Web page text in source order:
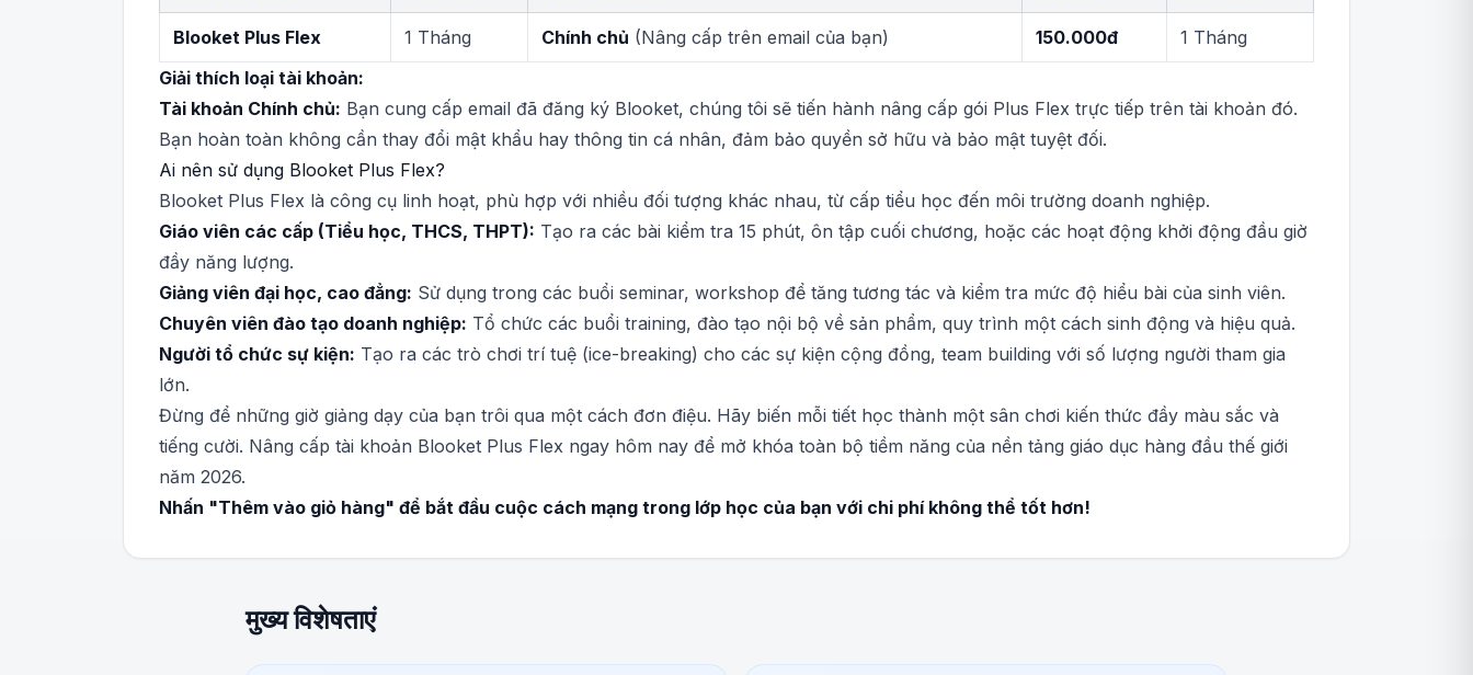
Blooket Plus Flex 1 Tháng Chính chủ (Nâng cấp trên email của bạn) 150.000đ
1 Tháng
Giải thích loại tài khoản:
Tài khoản Chính chủ: Bạn cung cấp email đã đăng ký Blooket, chúng tôi sẽ tiến hành nâng cấp gói Plus Flex trực tiếp trên tài khoản đó.
Bạn hoàn toàn không cần thay đổi mật khẩu hay thông tin cá nhân, đảm bảo quyền sở hữu và bảo mật tuyệt đối.
Ai nên sử dụng Blooket Plus Flex?
Blooket Plus Flex là công cụ linh hoạt, phù hợp với nhiều đối tượng khác nhau, từ cấp tiểu học đến môi trường doanh nghiệp.
Giáo viên các cấp (Tiểu học, THCS, THPT): Tạo ra các bài kiểm tra 15 phút, ôn tập cuối chương, hoặc các hoạt động khởi động đầu giờ
đầy năng lượng.
Giảng viên đại học, cao đẳng: Sử dụng trong các buổi seminar, workshop để tăng tương tác và kiểm tra mức độ hiểu bài của sinh viên.
Chuyên viên đào tạo doanh nghiệp: Tổ chức các buổi training, đào tạo nội bộ về sản phẩm, quy trình một cách sinh động và hiệu quả.
Người tổ chức sự kiện: Tạo ra các trò chơi trí tuệ (ice-breaking) cho các sự kiện cộng đồng, team building với số lượng người tham gia
lớn.
Đừng để những giờ giảng dạy của bạn trôi qua một cách đơn điệu. Hãy biến mỗi tiết học thành một sân chơi kiến thức đầy màu sắc và
tiếng cười. Nâng cấp tài khoản Blooket Plus Flex ngay hôm nay để mở khóa toàn bộ tiềm năng của nền tảng giáo dục hàng đầu thế giới
năm 2026.
Nhấn "Thêm vào giỏ hàng" để bắt đầu cuộc cách mạng trong lớp học của bạn với chi phí không thể tốt hơn!
मुख्य विशेषताएं